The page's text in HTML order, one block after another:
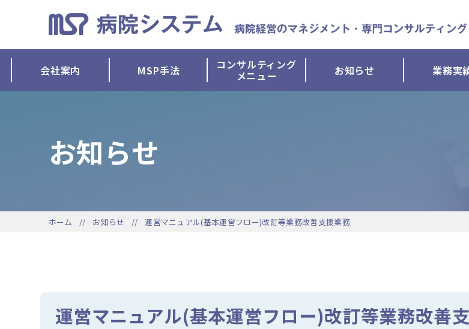
会社案内 MSP手法 コンサルティング
メニュー お知らせ 業務実
お知らせ
ホーム お知らせ 運営マニュアル(基本運営フロー)改訂等業務改善支援業務
運営マニュアル(基本運営フロー)改訂等業務改善